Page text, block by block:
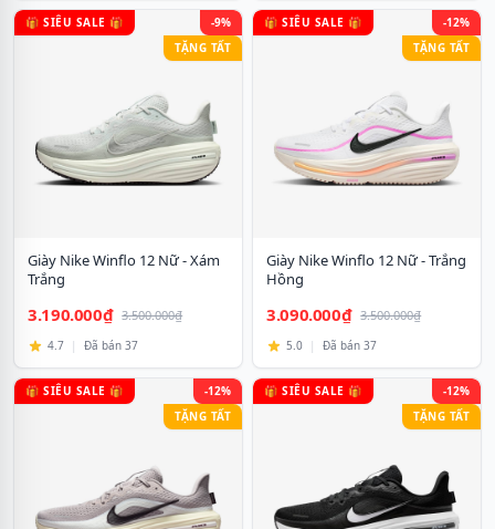
🎁 SIÊU SALE 🎁
-9%
TẶNG TẤT
Giày Nike Winflo 12 Nữ - Xám
Trắng
3.190.000₫ 3.500.000₫
4.7 | Đã bán 37
🎁 SIÊU SALE 🎁
-12%
TẶNG TẤT
Giày Nike Winflo 12 Nữ - Trắng
Hồng
3.090.000₫ 3.500.000₫
5.0 | Đã bán 37
🎁 SIÊU SALE 🎁
-12%
TẶNG TẤT
🎁 SIÊU SALE 🎁
-12%
TẶNG TẤT